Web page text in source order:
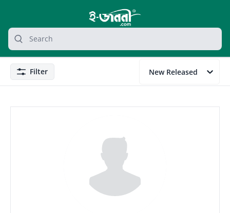
grocery search at header
Search
FilterFilter New Released